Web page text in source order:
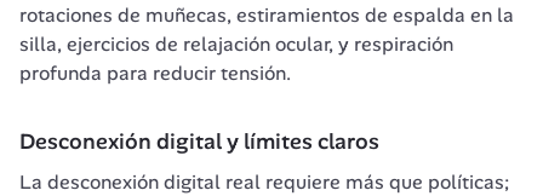
rotaciones de muñecas, estiramientos de espalda en la
silla, ejercicios de relajación ocular, y respiración
profunda para reducir tensión.
Desconexión digital y límites claros
La desconexión digital real requiere más que políticas;